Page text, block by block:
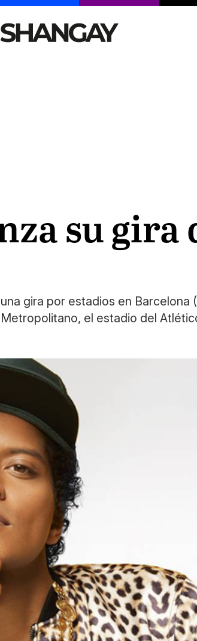
su gira
gira por estadios en Barcelona
el estadio del